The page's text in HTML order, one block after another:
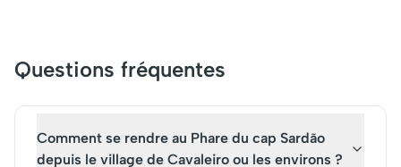
plages immaculées et une
faune abondante, incluant
amoureux de la nature et
ceux s'intéressant à la
cristallines.
un havre de paix
amateurs de sports
Questions fréquentes
Comment se rendre au Phare du cap Sardão
depuis le village de Cavaleiro ou les environs ?